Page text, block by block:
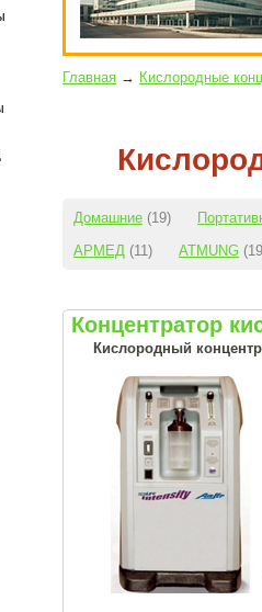
Главная → Кислородные
Домашние (19)
АРМЕД (11) ATMUNG
Концентратор
Кислородный